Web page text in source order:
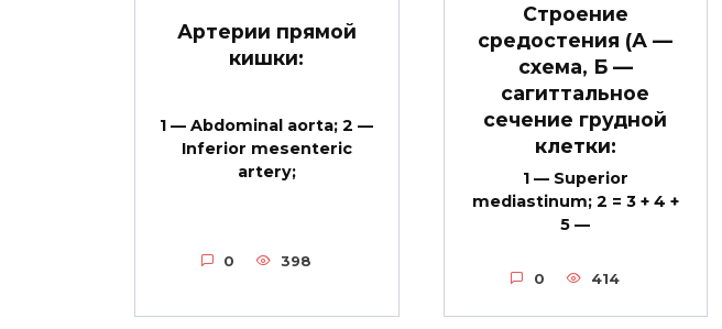
Артерии прямой
кишки:
1 — Abdominal aorta; 2 —
Inferior mesenteric
artery;
0 398
Строение
средостения (А —
схема, Б —
сагиттальное
сечение грудной
клетки:
1 — Superior
mediastinum; 2 = 3 + 4 +
5 —
0 414